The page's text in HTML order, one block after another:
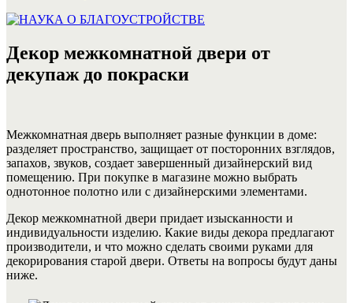
Декор межкомнатной двери от
декупаж до покраски
Межкомнатная дверь выполняет разные функции в доме:
разделяет пространство, защищает от посторонних взглядов,
запахов, звуков, создает завершенный дизайнерский вид
помещению. При покупке в магазине можно выбрать
однотонное полотно или с дизайнерскими элементами.
Декор межкомнатной двери придает изысканности и
индивидуальности изделию. Какие виды декора предлагают
производители, и что можно сделать своими руками для
декорирования старой двери. Ответы на вопросы будут даны
ниже.